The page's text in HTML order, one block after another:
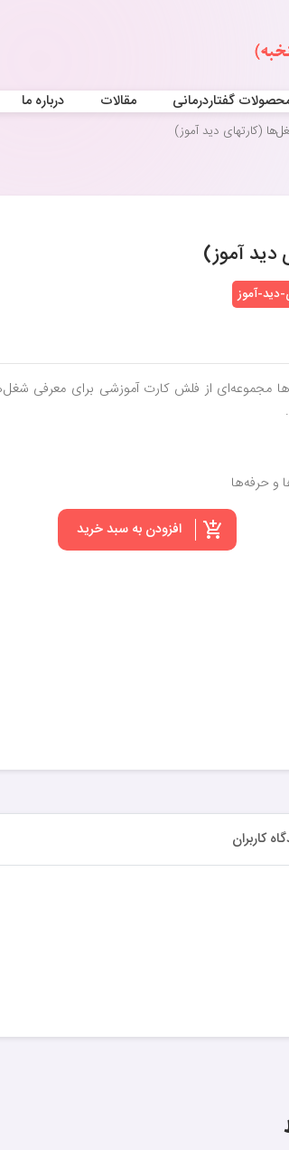
گفتاردرمانی مقالات درباره ما
(کارتهای دید آموز)
دید آموز)
دید-آموز
مجموعه‌ای از فلش کارت آموزشی برای معرفی
و حرفه‌ها
افزودن به سبد خرید
کاربران